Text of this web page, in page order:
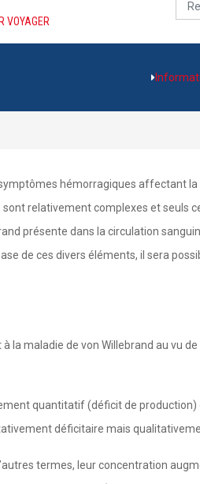
VOYAGER
hémorragiques affectant la
relativement complexes et seuls
présente dans la circulation
de ces divers éléments, il sera
la maladie de von Willebrand au vu
quantitatif (déficit de
déficitaire mais
termes, leur concentration